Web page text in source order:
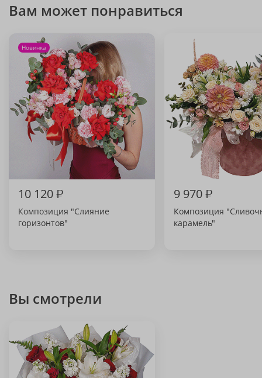
Вам может понравиться
Новинка
10 120₽
Композиция "Слияние
горизонтов"
9 970₽
Композиция
карамель"
Вы смотрели